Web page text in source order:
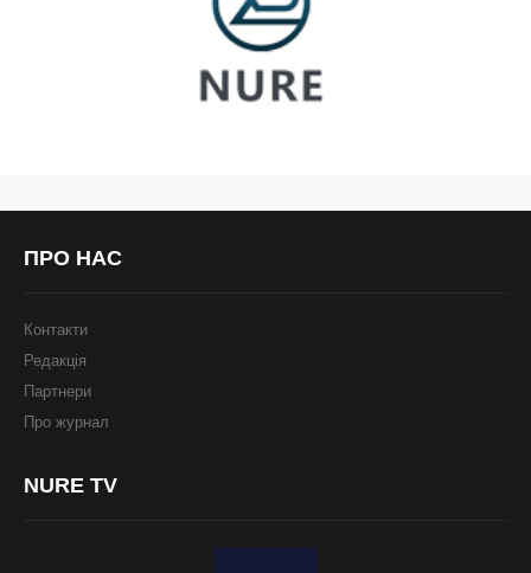
ПРО НАС
Контакти
Редакція
Партнери
Про журнал
NURE TV